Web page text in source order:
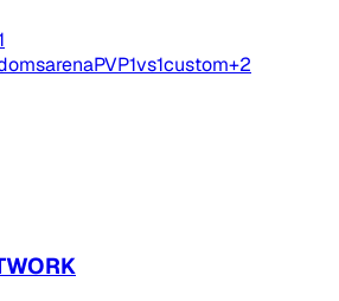
arenaPVP1vs1custom+2